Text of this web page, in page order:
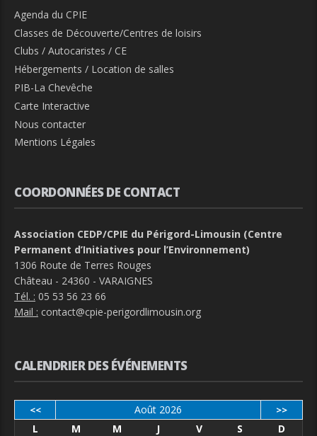
Agenda du CPIE
Classes de Découverte/Centres de loisirs
Clubs / Autocaristes / CE
Hébergements / Location de salles
PIB-La Chevêche
Carte Interactive
Nous contacter
Mentions Légales
COORDONNÉES DE CONTACT
Association CEDP/CPIE du Périgord-Limousin (Centre
Permanent d’Initiatives pour l’Environnement)
1306 Route de Terres Rouges
Château - 24360 - VARAIGNES
Tél. : 05 53 56 23 66
Mail : contact@cpie-perigordlimousin.org
CALENDRIER DES ÉVÉNEMENTS
<< Août 2026 >>
L M M J V S
D